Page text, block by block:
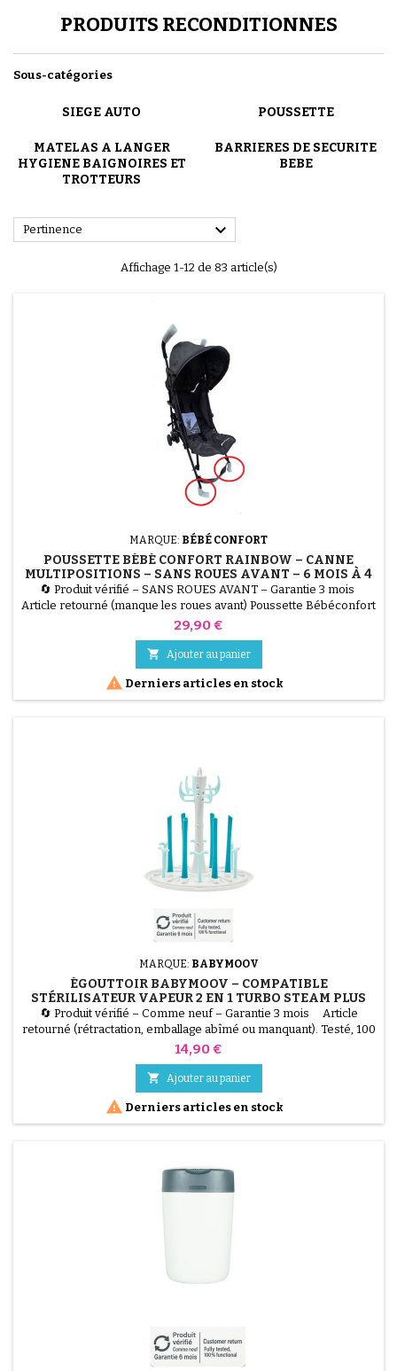
PRODUITS RECONDITIONNES
Sous-catégories
SIEGE AUTO POUSSETTE
MATELAS A LANGER
HYGIENE BAIGNOIRES ET
TROTTEURS
BARRIERES DE SECURITE
BEBE
Pertinence 
Affichage 1-12 de 83 article(s)
MARQUE: BÉBÉ CONFORT
POUSSETTE BÉBÉ CONFORT RAINBOW – CANNE
MULTIPOSITIONS – SANS ROUES AVANT – 6 MOIS À 4
ANS – MINERAL GRAPHITE
🔄 Produit vérifié – SANS ROUES AVANT – Garantie 3 mois
Article retourné (manque les roues avant) Poussette Bébéconfort
Rainbow, légère, compacte et multipositions. Utilisable de 6 mois
réutilisation ou pièces. Coloris Mineral Graphite (gris).
Prix
29,90 €
 Ajouter au panier
 Derniers articles en stock
MARQUE: BABYMOOV
ÉGOUTTOIR BABYMOOV – COMPATIBLE
STÉRILISATEUR VAPEUR 2 EN 1 TURBO STEAM PLUS
🔄 Produit vérifié – Comme neuf – Garantie 3 mois Article
retourné (rétractation, emballage abîmé ou manquant). Testé, 100
% fonctionnel. Égouttoir d'origine, compatible avec le stérilisateur
pratique et hygiénique des biberons et accessoires.
Prix
14,90 €
 Ajouter au panier
 Derniers articles en stock